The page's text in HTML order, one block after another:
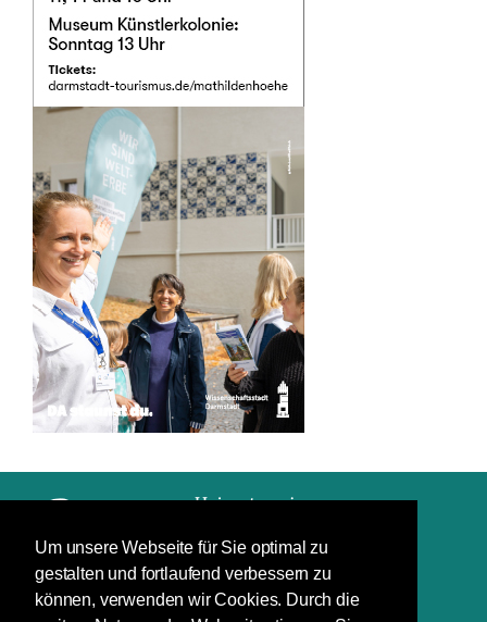
Um unsere Webseite für Sie optimal zu
gestalten und fortlaufend verbessern zu
können, verwenden wir Cookies. Durch die
Impressum